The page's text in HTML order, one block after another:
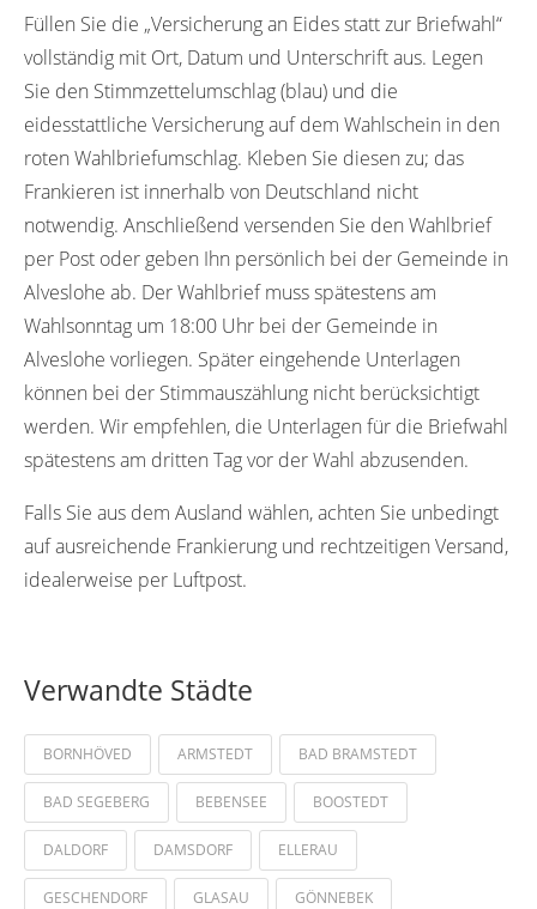
Füllen Sie die „Versicherung an Eides statt zur Briefwahl“
vollständig mit Ort, Datum und Unterschrift aus. Legen
Sie den Stimmzettelumschlag (blau) und die
eidesstattliche Versicherung auf dem Wahlschein in den
roten Wahlbriefumschlag. Kleben Sie diesen zu; das
Frankieren ist innerhalb von Deutschland nicht
notwendig. Anschließend versenden Sie den Wahlbrief
per Post oder geben Ihn persönlich bei der Gemeinde in
Alveslohe ab. Der Wahlbrief muss spätestens am
Wahlsonntag um 18:00 Uhr bei der Gemeinde in
Alveslohe vorliegen. Später eingehende Unterlagen
können bei der Stimmauszählung nicht berücksichtigt
werden. Wir empfehlen, die Unterlagen für die Briefwahl
spätestens am dritten Tag vor der Wahl abzusenden.
Falls Sie aus dem Ausland wählen, achten Sie unbedingt
auf ausreichende Frankierung und rechtzeitigen Versand,
idealerweise per Luftpost.
Verwandte Städte
BORNHÖVED ARMSTEDT BAD BRAMSTEDT
BAD SEGEBERG BEBENSEE BOOSTEDT
DALDORF DAMSDORF ELLERAU
GESCHENDORF GLASAU GÖNNEBEK